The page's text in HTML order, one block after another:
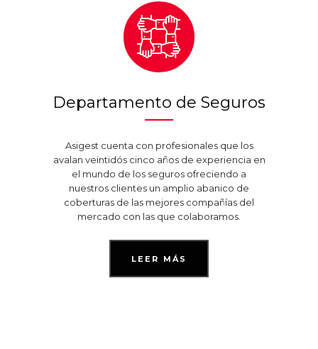
Departamento de Seguros
Asigest cuenta con profesionales que los
avalan veintidós cinco años de experiencia en
el mundo de los seguros ofreciendo a
nuestros clientes un amplio abanico de
coberturas de las mejores compañías del
mercado con las que colaboramos.
LEER MÁS